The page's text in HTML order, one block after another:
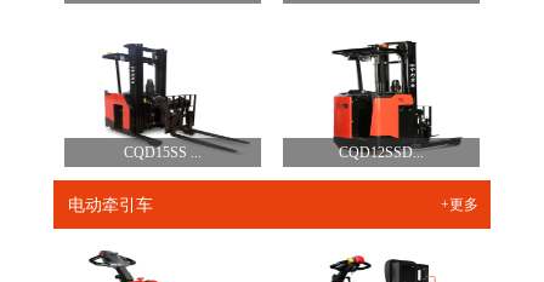
CQD15SS ... CQD12SSD...
电动牵引车 +更多